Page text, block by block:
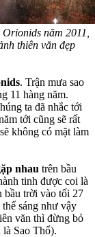
năm 2011,
thiên văn đẹp
. Trận mưa sao
11 hàng năm.
ta đã nhắc tới
tới cũng sẽ rất
không có mặt làm
nhau trên bầu
tinh được coi là
bầu trời vào tối 27
sáng như vậy
văn thì đừng bỏ
là Sao Thổ).